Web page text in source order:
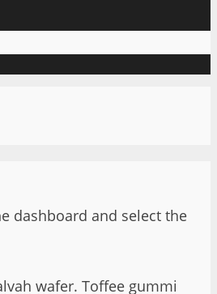
dashboard and select the
wafer. Toffee gummi